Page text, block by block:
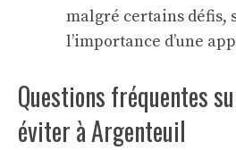
malgré certains défis,
l’importance d’une
Questions fréquentes
éviter à Argenteuil